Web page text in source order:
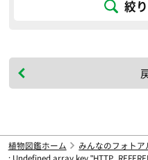
絞
植物図鑑ホーム みんなのフォトア